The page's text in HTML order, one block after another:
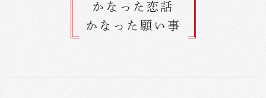
かなった恋話
かなった願い事